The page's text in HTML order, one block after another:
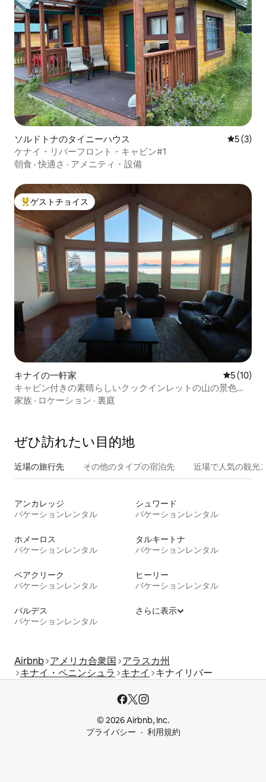
ソルドトナのタイニーハウス レビュー
5 (3)
ケナイ・リバーフロント・キャビン#1
朝食 ·快適さ · アメニティ・設備
大好評のゲストチョイスです。
ゲストチョイス
キナイの一軒家 レビュー
5 (10)
キャビン付きの素晴らしいクックインレットの山の景色を
望む家！
家族 · ロケーション · 裏庭
ぜひ訪⁠れ⁠た⁠い目⁠的⁠地
近場の旅行先 その他のタ⁠イ⁠プ⁠の宿⁠泊⁠先 近場で人気の観光
アンカレッジ
バケーションレンタル
シュワード
バケーションレンタル
ホメーロス
バケーションレンタル
タルキートナ
バケーションレンタル
ベアクリーク
バケーションレンタル
ヒーリー
バケーションレンタル
バルデス
バケーションレンタル
さらに表示
Airbnb アメリカ合衆国 アラスカ州
キナイ・ペニンシュラ
キナイ キナイリバー
© 2026 Airbnb, Inc.
プライバシー
利用規約